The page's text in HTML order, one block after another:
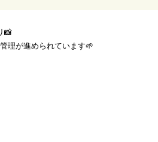
📸
理が進められています🌱